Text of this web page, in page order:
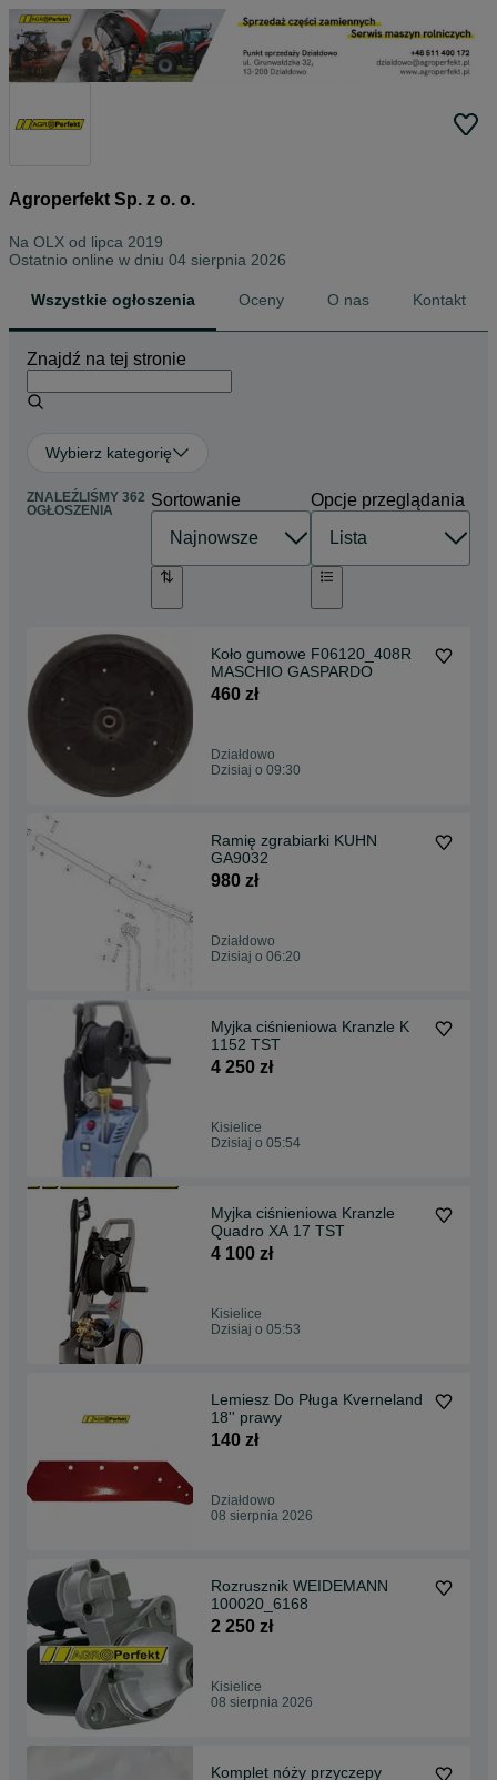
Agroperfekt Sp. z o. o.
Na OLX od lipca 2019
Ostatnio online w dniu 04 sierpnia 2026
Wszystkie ogłoszenia Oceny O nas Kontakt
Znajdź na tej stronie
Wybierz kategorię
ZNALEŹLIŚMY 362
OGŁOSZENIA
Sortowanie Opcje przeglądania
Koło gumowe F06120_408R
MASCHIO GASPARDO
460 zł
Działdowo
Dzisiaj o 09:30
Ramię zgrabiarki KUHN
GA9032
980 zł
Działdowo
Dzisiaj o 06:20
Myjka ciśnieniowa Kranzle K
1152 TST
4 250 zł
Kisielice
Dzisiaj o 05:54
Myjka ciśnieniowa Kranzle
Quadro XA 17 TST
4 100 zł
Kisielice
Dzisiaj o 05:53
Lemiesz Do Pługa Kverneland
18'' prawy
140 zł
Działdowo
08 sierpnia 2026
Rozrusznik WEIDEMANN
100020_6168
2 250 zł
Kisielice
08 sierpnia 2026
Komplet nóży przyczepy